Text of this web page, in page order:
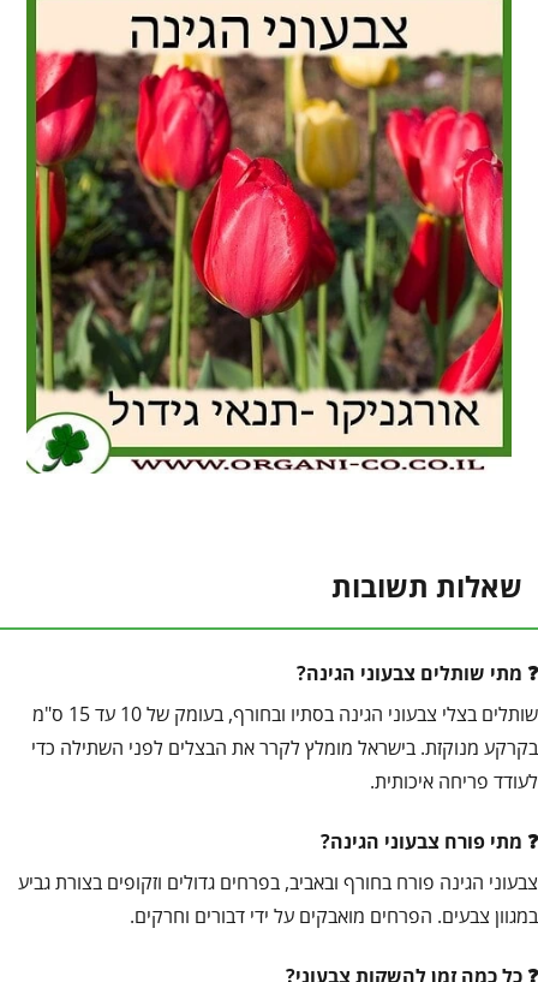
שאלות תשובות
מתי שותלים צבעוני הגינה?
שותלים בצלי צבעוני הגינה בסתיו ובחורף, בעומק של 10 עד 15 ס"מ
בקרקע מנוקזת. בישראל מומלץ לקרר את הבצלים לפני השתילה כדי
לעודד פריחה איכותית.
מתי פורח צבעוני הגינה?
צבעוני הגינה פורח בחורף ובאביב, בפרחים גדולים וזקופים בצורת גביע
במגוון צבעים. הפרחים מואבקים על ידי דבורים וחרקים.
כל כמה זמן להשקות צבעוני?